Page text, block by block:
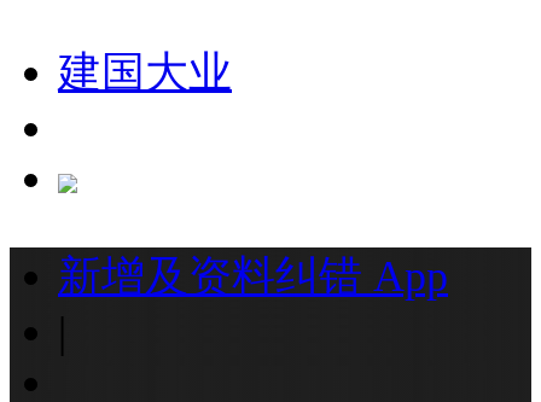
建国大业
新增及资料纠错 App
|